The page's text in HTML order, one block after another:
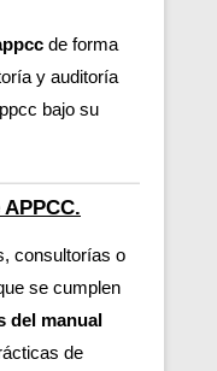
de forma
y auditoría
bajo su
consultorías o
se cumplen
del manual
de